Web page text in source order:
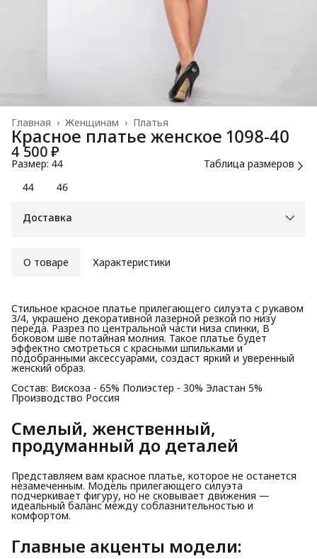
Платья
Женщинам ›
Главная ›
Красное платье женское 1098-40
4 500 ₽
Размер: 44
Таблица размеров
44
46
Доставка
О товаре Характеристики
Стильное красное платье прилегающего силуэта с рукавом
3/4, украшено декоративной лазерной резкой по низу
переда. Разрез по центральной части низа спинки, В
боковом шве потайная молния. Такое платье будет
эффектно смотреться с красными шпильками и
подобранными аксессуарами, создаст яркий и уверенный
женский образ.
Состав: Вискоза - 65% Полиэстер - 30% Эластан 5%
Производство Россия
Смелый, женственный,
продуманный до деталей
Представляем вам красное платье, которое не останется
незамеченным. Модель прилегающего силуэта
подчеркивает фигуру, но не сковывает движения —
идеальный баланс между соблазнительностью и
комфортом.
Главные акценты модели: